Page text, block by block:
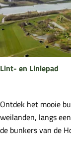
L
o
e
v
e
s
i
n
Lint- en Liniepad
L
i
n
Ontdek het mooie
weilanden, langs
de bunkers van de